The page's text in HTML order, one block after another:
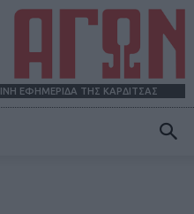
ΕΦΗΜΕΡΙΔΑ ΤΗΣ ΚΑΡΔΙΤΣΑΣ